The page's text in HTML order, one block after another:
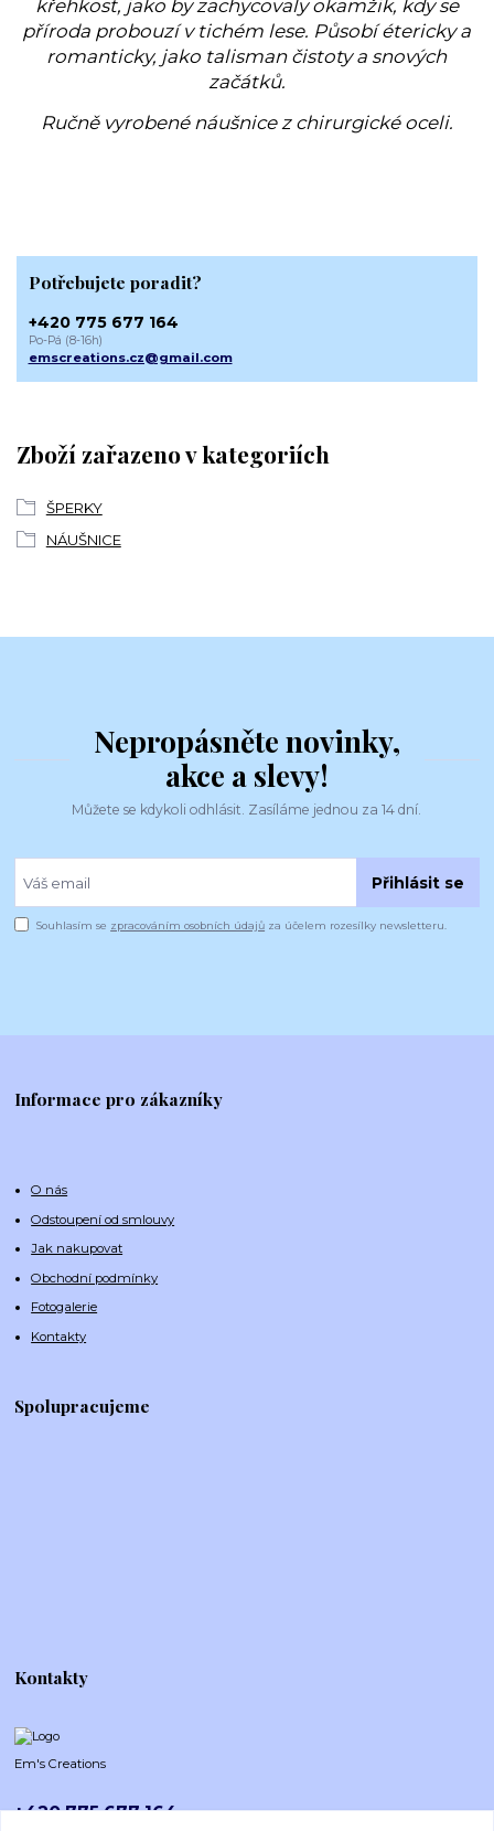
křehkost, jako by zachycovaly okamžik, kdy se
příroda probouzí v tichém lese. Působí étericky a
romanticky, jako talisman čistoty a snových
začátků.
Ručně vyrobené náušnice z chirurgické oceli.
Zboží zařazeno v kategoriích
ŠPERKY
NÁUŠNICE
Potřebujete poradit?
+420 775 677 164
Po-Pá (8-16h)
emscreations.cz@gmail.com
Nepropásněte novinky,
akce a slevy!
Můžete se kdykoli odhlásit. Zasíláme jednou za 14 dní.
Přihlásit se
Souhlasím se zpracováním osobních údajů za účelem rozesílky newsletteru.
Informace pro zákazníky
O nás
Odstoupení od smlouvy
Jak nakupovat
Obchodní podmínky
Fotogalerie
Kontakty
Spolupracujeme
Kontakty
Em's Creations
+420 775 677 164